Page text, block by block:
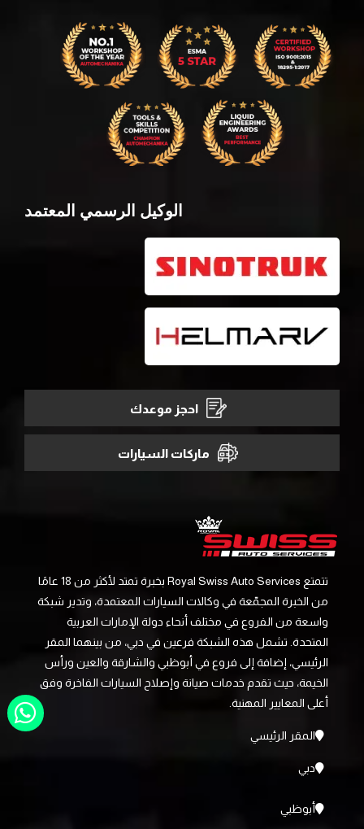
الوكيل الرسمي المعتمد
احجز موعدك
ماركات السيارات
تتمتع Royal Swiss Auto Services بخبرة تمتد لأكثر من 18 عامًا
من الخبرة المجمّعة في وكالات السيارات المعتمدة، وتدير شبكة
واسعة من الفروع في مختلف أنحاء دولة الإمارات العربية
المتحدة. تشمل هذه الشبكة فرعين في دبي، من بينهما المقر
الرئيسي، إضافة إلى فروع في أبوظبي والشارقة والعين ورأس
الخيمة، حيث تقدم خدمات صيانة وإصلاح السيارات الفاخرة وفق
أعلى المعايير المهنية.
المقر الرئيسي
دبي
أبوظبي